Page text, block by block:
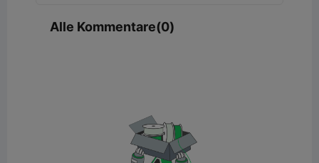
Alle Kommentare(0)